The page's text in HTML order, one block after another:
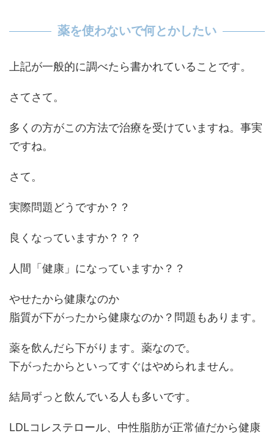
薬を使わないで何とかしたい
上記が一般的に調べたら書かれていることです。
さてさて。
多くの方がこの方法で治療を受けていますね。事実
ですね。
さて。
実際問題どうですか？？
良くなっていますか？？？
人間「健康」になっていますか？？
やせたから健康なのか
脂質が下がったから健康なのか？問題もあります。
薬を飲んだら下がります。薬なので。
下がったからといってすぐはやめられません。
結局ずっと飲んでいる人も多いです。
LDLコレステロール、中性脂肪が正常値だから健康